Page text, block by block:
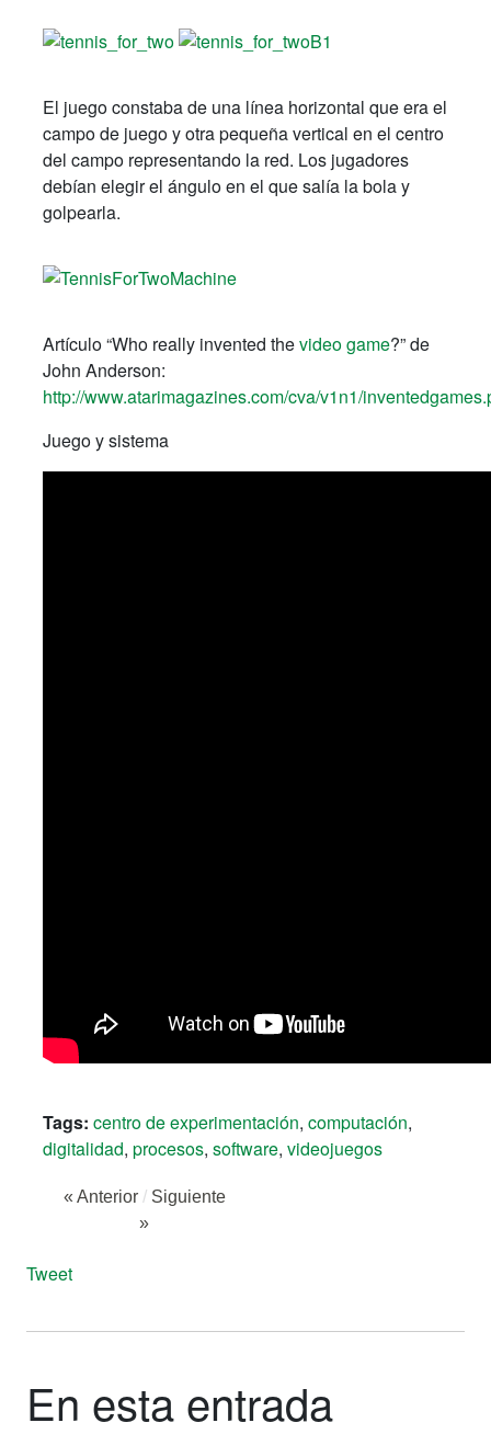
El juego constaba de una línea horizontal que era el
campo de juego y otra pequeña vertical en el centro
del campo representando la red. Los jugadores
debían elegir el ángulo en el que salía la bola y
golpearla.
Artículo “Who really invented thevideo game?” de
John Anderson:
http://www.atarimagazines.com/cva/v1n1/
Juego y sistema
Tags: centro de experimentación, computación,
digitalidad, procesos, software, videojuegos
« Anterior / Siguiente
»
Tweet
En esta entrada